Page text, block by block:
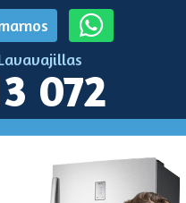
072